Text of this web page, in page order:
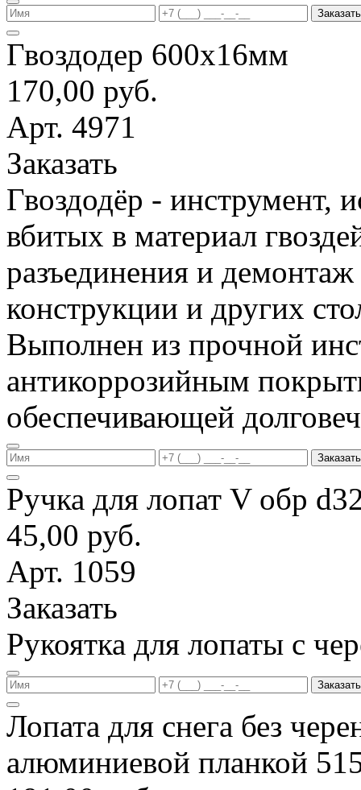
Заказать
Гвоздодер 600х16мм
170,00 руб.
Арт. 4971
Заказать
Гвоздодёр - инструмент,
вбитых в материал
разъединения и
конструкции и других
Выполнен из прочной
антикоррозийным
обеспечивающей
Заказать
Ручка для лопат V обр
45,00 руб.
Арт. 1059
Заказать
Рукоятка для лопаты с
Заказать
Лопата для снега без
алюминиевой планкой